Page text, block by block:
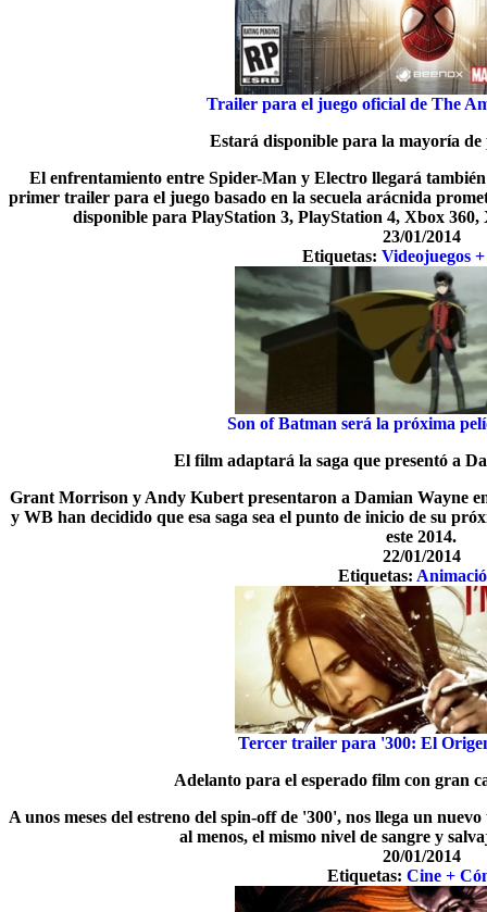
Trailer para el juego oficial de The
Estará disponible para la mayoría de
El enfrentamiento entre Spider-Man y Electro llegará
primer trailer para el juego basado en la secuela arácnida
disponible para PlayStation 3, PlayStation 4, Xbox
23/01/2014
Etiquetas:Videojuegos
Son of Batman será la próxima
El film adaptará la saga que presentó a
Grant Morrison y Andy Kubert presentaron a Damian Wayne
y WB han decidido que esa saga sea el punto de inicio de su
este 2014.
22/01/2014
Etiquetas:
Tercer trailer para '300: El
Adelanto para el esperado film con gran
A unos meses del estreno del spin-off de '300', nos llega un
al menos, el mismo nivel de sangre y
20/01/2014
Etiquetas: Cine +